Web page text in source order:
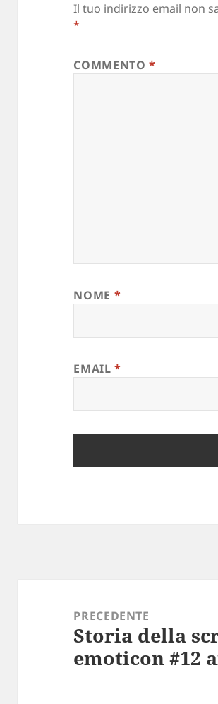
Il tuo indirizzo email non
*
COMMENTO*
NOME *
EMAIL*
PRECEDENTE
Articolo
precedente:
Storia della
emoticon #12